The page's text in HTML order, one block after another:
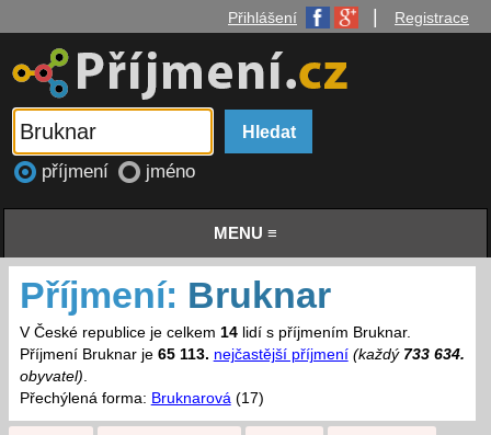
Přihlášení Registrace
příjmení jméno
MENU ≡
Příjmení: Bruknar
V České republice je celkem 14lidí s příjmením Bruknar.
Příjmení Bruknar je 65 113. nejčastější příjmení (každý 733 634.
obyvatel).
Přechýlená forma: Bruknarová(17)